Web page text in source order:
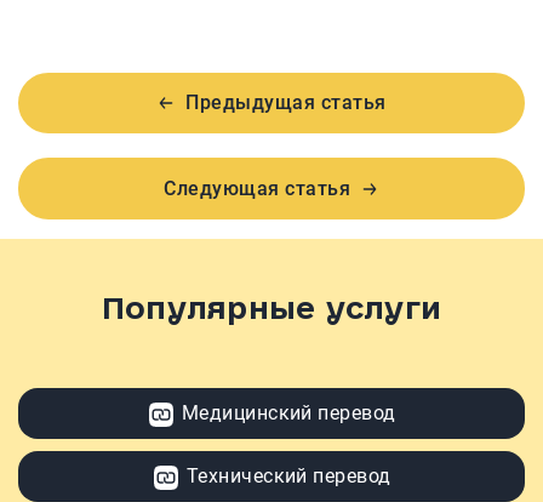
Предыдущая статья
Следующая статья
Популярные услуги
Медицинский перевод
Технический перевод